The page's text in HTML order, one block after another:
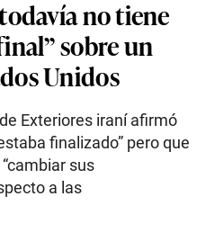
no tiene
sobre un
Unidos
Exteriores iraní afirmó
finalizado” pero que
sus
a las